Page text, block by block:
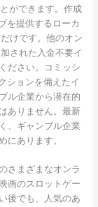
ができます。作成
を提供するローカ
けです。他のオン
された入金不要イ
ださい。コミッシ
ションを備えたイ
ル企業から潜在的
ありません。最新
、ギャンブル企業
にあります。
さまざまなオンラ
画のスロットゲー
後でも、人気のあ